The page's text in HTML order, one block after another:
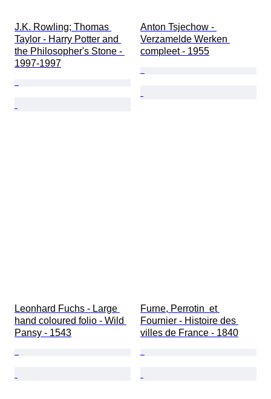
J.K. Rowling; Thomas
Taylor - Harry Potter and
the Philosopher's Stone -
1997-1997
Anton Tsjechow -
Verzamelde Werken
compleet - 1955
Leonhard Fuchs - Large
hand coloured folio - Wild
Pansy - 1543
Furne, Perrotin  et
Fournier - Histoire des
villes de France - 1840